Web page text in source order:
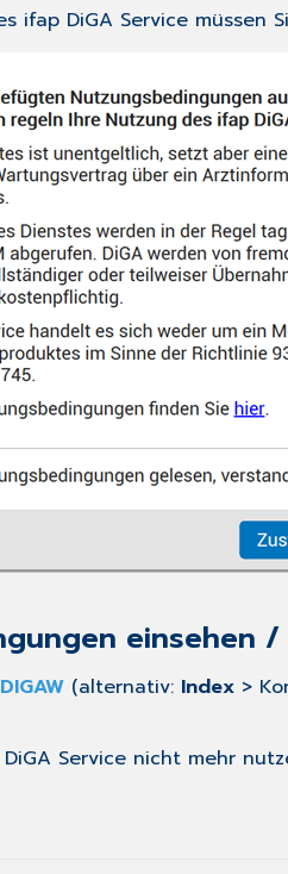
ifap DiGA Service müssen
einsehen
DIGAW (alternativ: Index >
Service nicht mehr